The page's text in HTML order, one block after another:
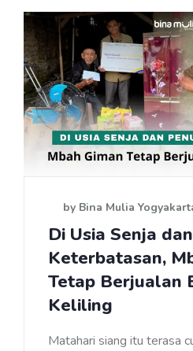
by Bina Mulia
Di Usia Senja
Keterbatasan,
Tetap Berjualan
Keliling
Matahari siang itu terasa